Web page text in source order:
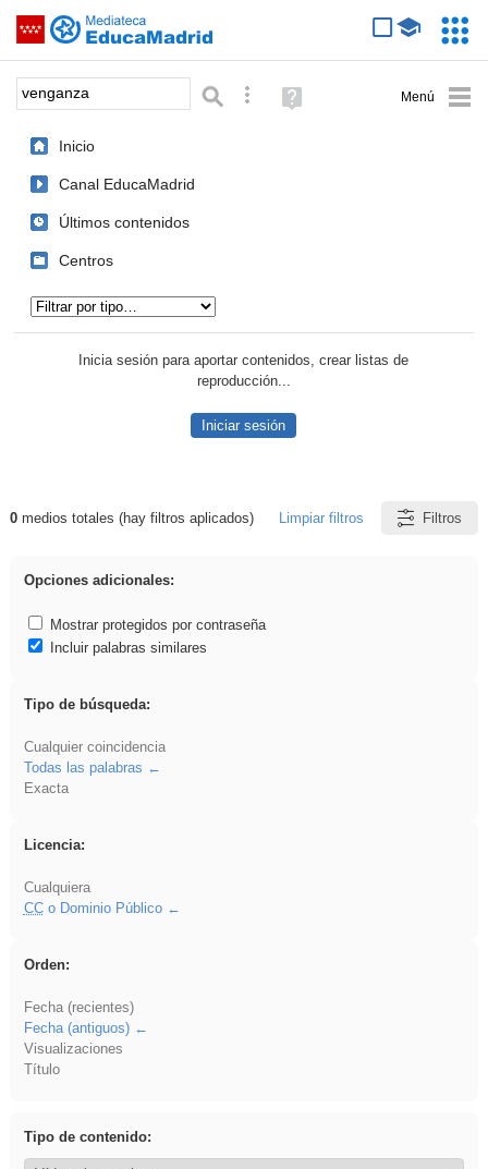
Saltar navegación
Palabra o frase: Búsqueda avanzada
Ayuda
(en
Inicio
Canal EducaMadrid
Últimos contenidos
Centros
Inicia sesión para aportar contenidos, crear listas de
reproducción...
Iniciar sesión
Resultados de: venganza
0medios totales (hay filtros aplicados) Limpiar filtros Filtros
Opciones adicionales:
Mostrar protegidos por contraseña
Incluir palabras similares
Tipo de búsqueda:
Cualquier coincidencia
Todas las palabras
Exacta
Licencia:
Cualquiera
CCo Dominio Público
Orden:
Fecha (recientes)
Fecha (antiguos)
Visualizaciones
Título
Tipo de contenido: